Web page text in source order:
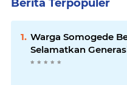
Berita Terpopuler
Warga Somogede
Selamatkan